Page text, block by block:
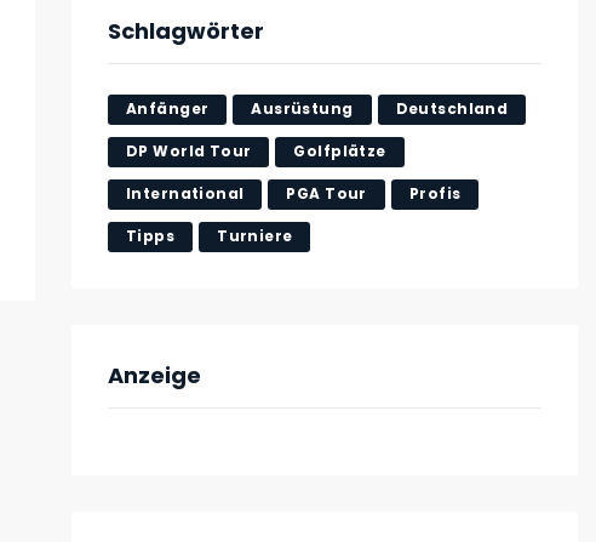
Schlagwörter
Anfänger Ausrüstung Deutschland
DP World Tour Golfplätze
International PGA Tour Profis
Tipps Turniere
Anzeige